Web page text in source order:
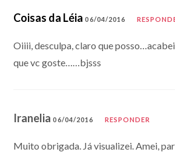
Coisas da Léia 06/04/2016
Oiiii, desculpa, claro que
que vc goste……bjsss
Iranelia06/04/2016 RESPONDER
Muito obrigada. Já visualizei. Amei,